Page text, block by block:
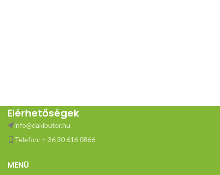
Elérhetőségek
info@dakibutor.hu
Telefon: + 36 30 616 0866
MENÜ